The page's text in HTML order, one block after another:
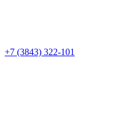
+7 (3843) 322-101